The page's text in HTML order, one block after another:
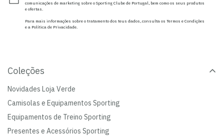
comunicações de marketing sobre o Sporting Clube de Portugal, bem como os seus produtos
e ofertas.
Para mais informações sobre o tratamento dos teus dados, consulta os Termos e Condições
e a Política de Privacidade.
Coleções
Novidades Loja Verde
Camisolas e Equipamentos Sporting
Equipamentos de Treino Sporting
Presentes e Acessórios Sporting